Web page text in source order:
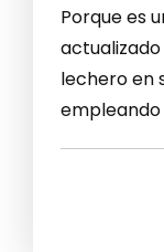
Porque es
lechero en
empleando